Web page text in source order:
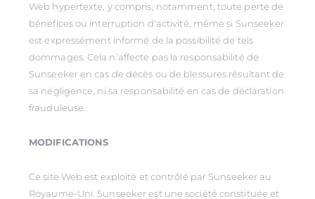
Web hypertexte, y compris, notamment, toute perte de
bénéfices ou interruption d'activité, même si Sunseeker
est expressément informé de la possibilité de tels
dommages. Cela n’affecte pas la responsabilité de
Sunseeker en cas de décès ou de blessures résultant de
sa négligence, ni sa responsabilité en cas de déclaration
frauduleuse.
MODIFICATIONS
Ce site Web est exploité et contrôlé par Sunseeker au
Royaume-Uni. Sunseeker est une société constituée et